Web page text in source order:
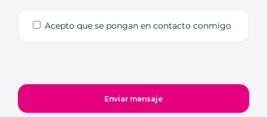
Acepto que se pongan en contacto conmigo